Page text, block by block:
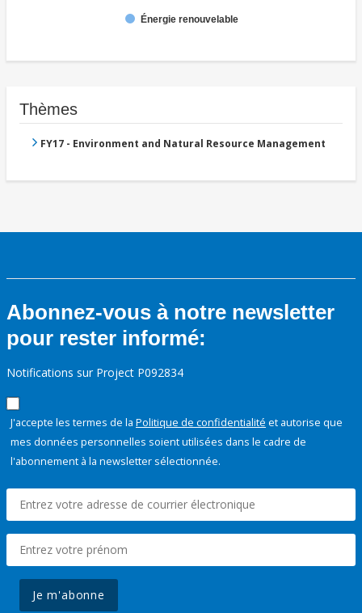
Énergie renouvelable
Thèmes
FY17 - Environment and Natural Resource Management
Abonnez-vous à notre newsletter
pour rester informé:
Notifications sur Project P092834
J'accepte les termes de la Politique de confidentialité et autorise que
mes données personnelles soient utilisées dans le cadre de
l'abonnement à la newsletter sélectionnée.
Je m'abonne